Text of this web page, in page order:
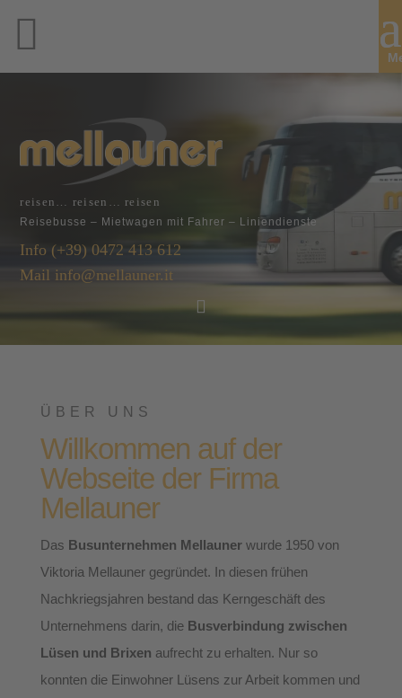
reisen… reisen… reisen
Reisebusse – Mietwagen mit Fahrer – Liniendienste
Info (+39) 0472 413 612
Mail info@mellauner.it

ÜBER UNS
Willkommen auf der
Webseite der Firma
Mellauner
Das Busunternehmen Mellaunerwurde 1950 von
Viktoria Mellauner gegründet. In diesen frühen
Nachkriegsjahren bestand das Kerngeschäft des
Unternehmens darin, die Busverbindung zwischen
Lüsen und Brixen aufrecht zu erhalten. Nur so
konnten die Einwohner Lüsens zur Arbeit kommen und